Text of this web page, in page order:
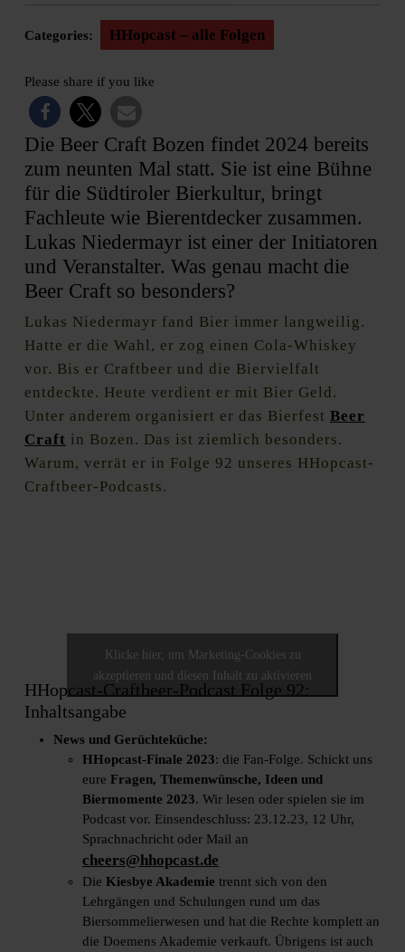
Categories: HHopcast – alle Folgen
Please share if you like
Die Beer Craft Bozen findet 2024 bereits
zum neunten Mal statt. Sie ist eine Bühne
für die Südtiroler Bierkultur, bringt
Fachleute wie Bierentdecker zusammen.
Lukas Niedermayr ist einer der Initiatoren
und Veranstalter. Was genau macht die
Beer Craft so besonders?
Lukas Niedermayr fand Bier immer langweilig.
Hatte er die Wahl, er zog einen Cola-Whiskey
vor. Bis er Craftbeer und die Biervielfalt
entdeckte. Heute verdient er mit Bier Geld.
Unter anderem organisiert er das Bierfest Beer
Craft in Bozen. Das ist ziemlich besonders.
Warum, verrät er in Folge 92 unseres HHopcast-
Craftbeer-Podcasts.
Klicke hier, um Marketing-Cookies zu
akzeptieren und diesen Inhalt zu aktivieren
HHopcast-Craftbeer-Podcast Folge 92:
Inhaltsangabe
News und Gerüchteküche:
HHopcast-Finale 2023: die Fan-Folge. Schickt uns
eure Fragen, Themenwünsche, Ideen und
Biermomente 2023. Wir lesen oder spielen sie im
Podcast vor. Einsendeschluss: 23.12.23, 12 Uhr,
Sprachnachricht oder Mail an
cheers@hhopcast.de
Die Kiesbye Akademie trennt sich von den
Lehrgängen und Schulungen rund um das
Biersommelierwesen und hat die Rechte komplett an
die Doemens Akademie verkauft. Übrigens ist auch